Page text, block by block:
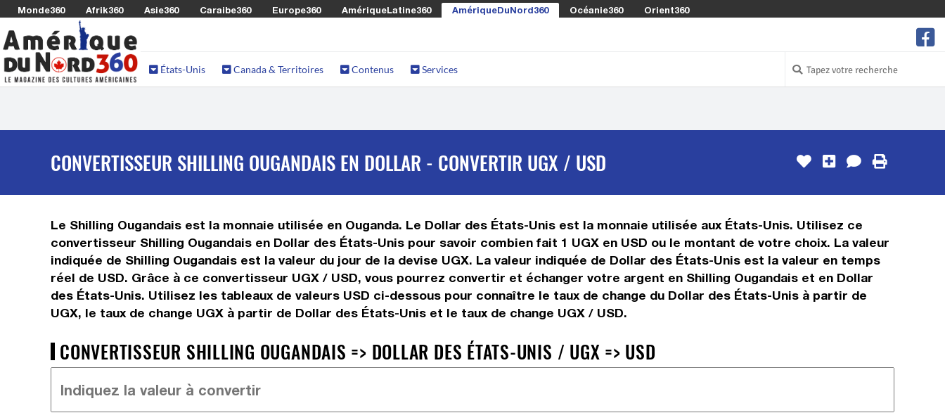
Monde360 Afrik360 Asie360 Caraibe360 Europe360 AmériqueLatine360 AmériqueDuNord360 Océanie360 Orient360
États-Unis Canada & Territoires Contenus Services
CONVERTISSEUR SHILLING OUGANDAIS EN DOLLAR - CONVERTIR UGX / USD
Le Shilling Ougandais est la monnaie utilisée en Ouganda. Le Dollar des États-Unis est la monnaie utilisée aux États-Unis. Utilisez ce
convertisseur Shilling Ougandais en Dollar des États-Unis pour savoir combien fait 1 UGX en USD ou le montant de votre choix. La valeur
indiquée de Shilling Ougandais est la valeur du jour de la devise UGX. La valeur indiquée de Dollar des États-Unis est la valeur en temps
réel de USD. Grâce à ce convertisseur UGX / USD, vous pourrez convertir et échanger votre argent en Shilling Ougandais et en Dollar
des États-Unis. Utilisez les tableaux de valeurs USD ci-dessous pour connaître le taux de change du Dollar des États-Unis à partir de
UGX, le taux de change UGX à partir de Dollar des États-Unis et le taux de change UGX / USD.
CONVERTISSEUR SHILLING OUGANDAIS => DOLLAR DES ÉTATS-UNIS / UGX => USD